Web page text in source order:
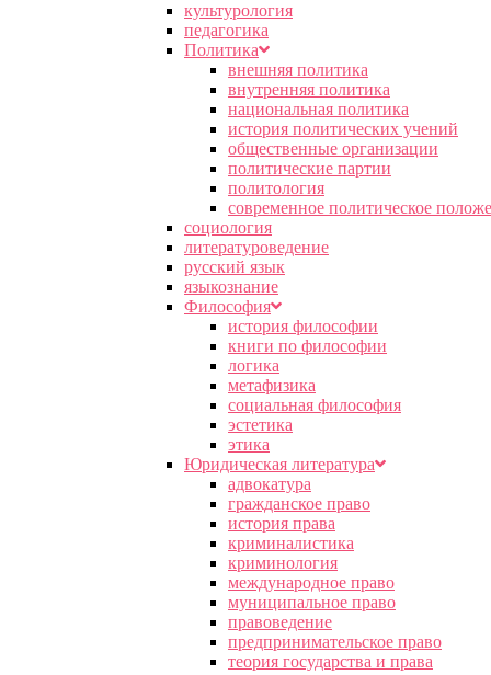
культурология
педагогика
Политика
внешняя политика
внутренняя политика
национальная политика
история политических учений
общественные организации
политические партии
политология
современное политическое
социология
литературоведение
русский язык
языкознание
Философия
история философии
книги по философии
логика
метафизика
социальная философия
эстетика
этика
Юридическая литература
адвокатура
гражданское право
история права
криминалистика
криминология
международное право
муниципальное право
правоведение
предпринимательское право
теория государства и права